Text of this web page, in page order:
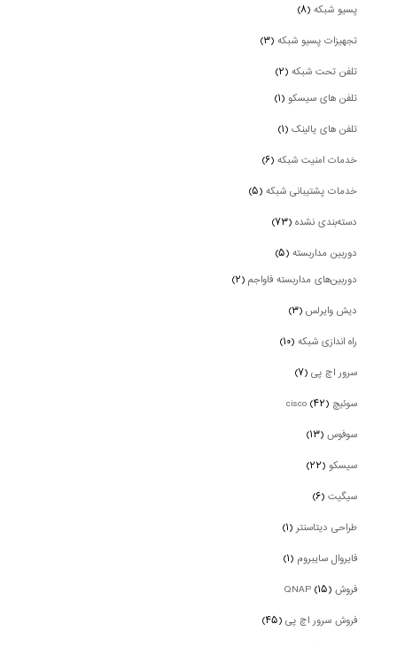
پسیو شبکه(۸)
تجهیزات پسیو شبکه(۳)
تلفن تحت شبکه(۲)
تلفن های سیسکو(۱)
تلفن های یالینک(۱)
خدمات امنیت شبکه(۶)
خدمات پشتیبانی شبکه(۵)
دسته‌بندی نشده(۷۳)
دوربین‌ مداربسته(۵)
دوربین‌های مداربسته فاواجم(۲)
دیش وایرلس(۳)
راه اندازی شبکه(۱۰)
سرور اچ پی(۷)
سوئیچ cisco (۴۲)
سوفوس(۱۳)
سیسکو(۲۲)
سیگیت(۶)
طراحی دیتاسنتر (۱)
فایروال سایبروم (۱)
فروش QNAP (۱۵)
فروش سرور اچ پی(۴۵)